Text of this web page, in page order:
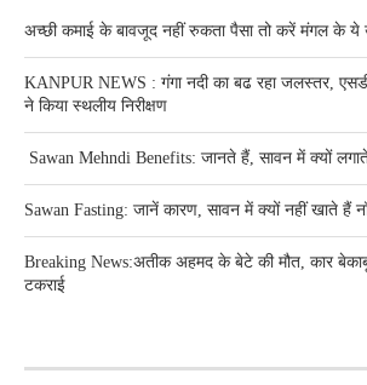
अच्छी कमाई के बावजूद नहीं रुकता पैसा तो करें मंगल के ये
KANPUR NEWS : गंगा नदी का बढ रहा जलस्तर,
ने किया स्थलीय निरीक्षण
Sawan Mehndi Benefits: जानते हैं, सावन में क्यों
Sawan Fasting: जानें कारण, सावन में क्यों नहीं खाते हैं
Breaking News:अतीक अहमद के बेटे की मौत, कार
टकराई